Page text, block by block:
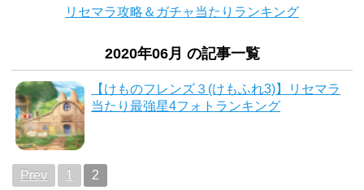
リセマラ攻略＆ガチャ当たりランキング
2020年06月 の記事一覧
【けものフレンズ３(けもふれ3)】リセマラ
当たり最強星4フォトランキング
Prev 1 2